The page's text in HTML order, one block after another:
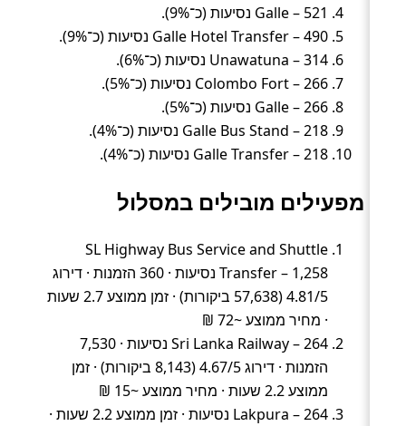
Galle – 521 נסיעות (כ־9%).
Galle Hotel Transfer – 490 נסיעות (כ־9%).
Unawatuna – 314 נסיעות (כ־6%).
Colombo Fort – 266 נסיעות (כ־5%).
Galle – 266 נסיעות (כ־5%).
Galle Bus Stand – 218 נסיעות (כ־4%).
Galle Transfer – 218 נסיעות (כ־4%).
מפעילים מובילים במסלול
SL Highway Bus Service and Shuttle
Transfer – 1,258 נסיעות · 360 הזמנות · דירוג
4.81/5 (57,638 ביקורות) · זמן ממוצע 2.7 שעות
· מחיר ממוצע ~72 ₪
Sri Lanka Railway – 264 נסיעות · 7,530
הזמנות · דירוג 4.67/5 (8,143 ביקורות) · זמן
ממוצע 2.2 שעות · מחיר ממוצע ~15 ₪
Lakpura – 264 נסיעות · זמן ממוצע 2.2 שעות ·